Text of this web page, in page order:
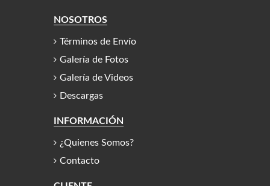
NOSOTROS
Términos de Envío
Galería de Fotos
Galería de Videos
Descargas
INFORMACIÓN
¿Quienes Somos?
Contacto